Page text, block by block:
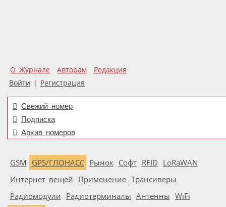
О Журнале Авторам
Редакция
Войти | Регистрация
Свежий номер
Подписка
Архив номеров
GSM GPS/ГЛОНАСС Рынок Софт RFID LoRaWAN
Интернет вещей Применение Трансиверы
Радиомодули Радиотерминалы Антенны WiFi